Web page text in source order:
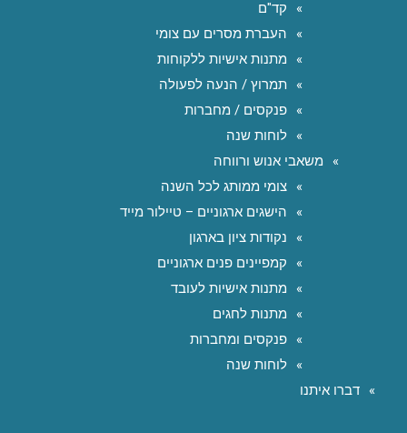
קד"ם
העברת מסרים עם צומי
מתנות אישיות ללקוחות
תמרוץ / הנעה לפעולה
פנקסים / מחברות
לוחות שנה
משאבי אנוש ורווחה
צומי ממותג לכל השנה
הישגים ארגוניים – טיילור מייד
נקודות ציון בארגון
קמפיינים פנים ארגוניים
מתנות אישיות לעובד
מתנות לחגים
פנקסים ומחברות
לוחות שנה
דברו איתנו